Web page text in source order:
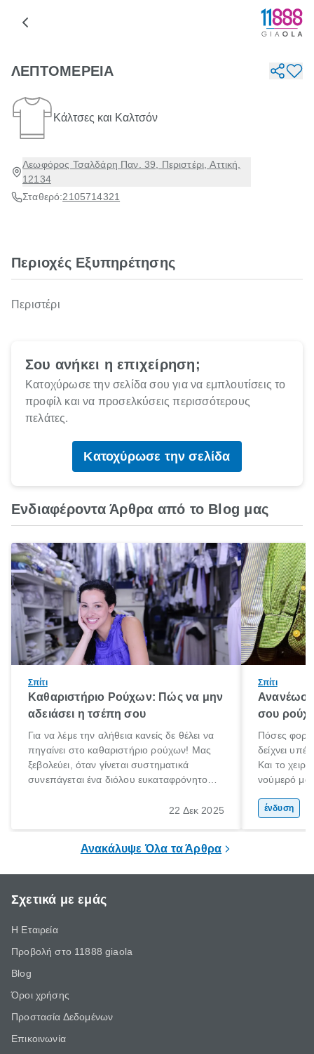
ΛΕΠΤΟΜΕΡΕΙΑ
Κάλτσες και Καλτσόν
Λεωφόρος Τσαλδάρη Παν. 39, Περιστέρι, Αττική,
12134
Σταθερό:2105714321
Περιοχές Εξυπηρέτησης
Περιστέρι
Σου ανήκει η επιχείρηση;
Κατοχύρωσε την σελίδα σου για να εμπλουτίσεις το
προφίλ και να προσελκύσεις περισσότερους
πελάτες.
Κατοχύρωσε την σελίδα
Ενδιαφέροντα Άρθρα από το Blog μας
Σπίτι
Καθαριστήριο Ρούχων: Πώς να μην
αδειάσει η τσέπη σου
Για να λέμε την αλήθεια κανείς δε θέλει να
πηγαίνει στο καθαριστήριο ρούχων! Μας
ξεβολεύει, όταν γίνεται συστηματικά
συνεπάγεται ένα διόλου ευκαταφρόνητο
δυστυχώς τα αποτελέσματα στα ρούχα ή
στο πλυντήριο; Μην το κάνεις!
22 Δεκ 2025
Σπίτι
σου
Πόσες
δείχνει
Και το
νούμερό
που
ένδυση
Ανακάλυψε Όλα τα Άρθρα
Σχετικά με εμάς
Η Εταιρεία
Προβολή στο 11888 giaola
Blog
Όροι χρήσης
Προστασία Δεδομένων
Επικοινωνία